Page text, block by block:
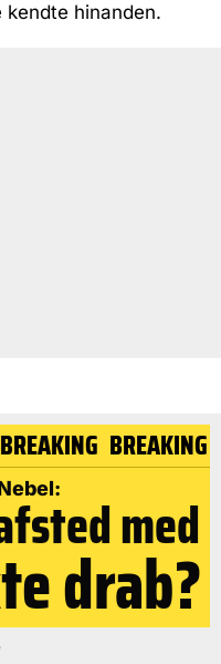
hinanden.
BREAKING BREAKING
med
drab?